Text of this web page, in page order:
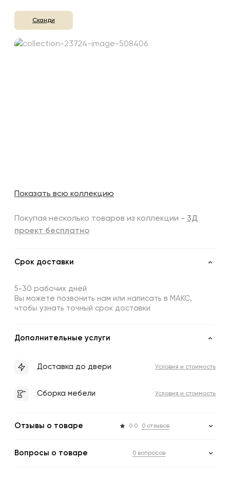
Сканди
Показать всю коллекцию
Покупая несколько товаров из коллекции - 3Д
проект бесплатно
Срок доставки
5-30 рабочих дней
Вы можете позвонить нам или написать в МАКС,
чтобы узнать точный срок доставки
Дополнительные услуги
Доставка до двери Условия и стоимость
Сборка мебели Условия и стоимость
Отзывы о товаре 0.0 0 отзывов
Вопросы о товаре 0 вопросов